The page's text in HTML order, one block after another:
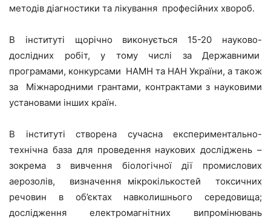
методів діагностики та лікування професійних хвороб.
В інституті щорічно виконується 15-20 науково-
дослідних робіт, у тому числі за Державними
програмами, конкурсами НАМН та НАН України, а також
за Міжнародними грантами, контрактами з науковими
установами інших країн.
В інституті створена сучасна експериментально-
технічна база для проведення наукових досліджень –
зокрема з вивчення біологічної дії промислових
аерозолів, визначення мікрокількостей токсичних
речовин в об’єктах навколишнього середовища;
дослідження електромагнітних випромінювань